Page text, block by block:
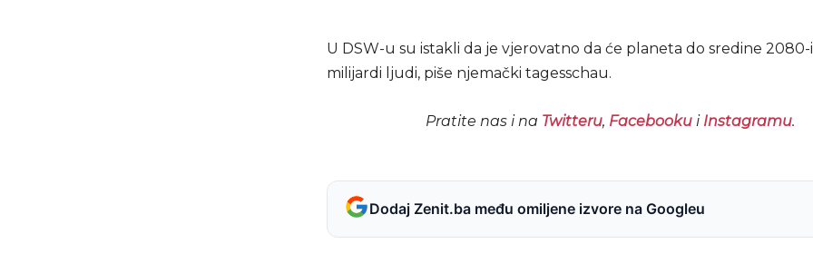
U DSW-u su istakli da je vjerovatno da će planeta do sredine 2080-
milijardi ljudi, piše njemački tagesschau.
Pratite nas i na Twitteru, Facebookui Instagramu.
Dodaj Zenit.ba među omiljene izvore na Googleu